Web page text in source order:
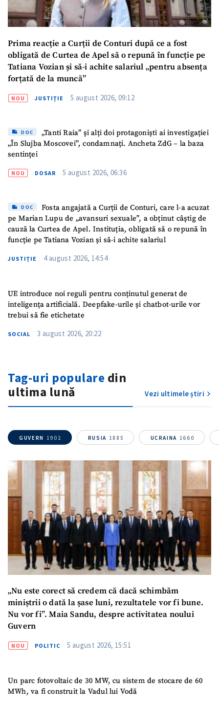
Prima reacție a Curții de Conturi după ce a fost
obligată de Curtea de Apel să o repună în funcție pe
Tatiana Vozian și să-i achite salariul „pentru absența
forțată de la muncă”
NOU JUSTIȚIE 5 august 2026, 09:12
DOC
„Tanti Raia” și alți doi protagoniști ai investigației
„În Slujba Moscovei”, condamnați. Ancheta ZdG – la baza
sentinței
NOU DOSAR 5 august 2026, 06:36
DOC
Fosta angajată a Curții de Conturi, care l-a acuzat
pe Marian Lupu de „avansuri sexuale”, a obținut câștig de
cauză la Curtea de Apel. Instituția, obligată să o repună în
funcție pe Tatiana Vozian și să-i achite salariul
JUSTIȚIE 4 august 2026, 14:54
UE introduce noi reguli pentru conținutul generat de
inteligența artificială. Deepfake-urile și chatbot-urile vor
trebui să fie etichetate
SOCIAL 3 august 2026, 20:22
Tag-uri populare din
ultima lună
Vezi ultimele știri
GUVERN 1902 RUSIA 1885 UCRAINA 1660
„Nu este corect să credem că dacă schimbăm
miniștrii o dată la șase luni, rezultatele vor fi bune.
Nu vor fi”. Maia Sandu, despre activitatea noului
Guvern
NOU POLITIC 5 august 2026, 15:51
Un parc fotovoltaic de 30 MW, cu sistem de stocare de 60
MWh, va fi construit la Vadul lui Vodă
ȘTIREA MEA
Titlu știre
+ Adaugă titlu
Link media
+ Link media
CONTACT SURSĂ
Sursă anonimă
Nume+ Numele meu
Email+ Emailul meu
Telefon
+ Telefon personal
Am citit și sunt de
acord cupolitica de
confidențialitate
TRIMITE ȘTIREA